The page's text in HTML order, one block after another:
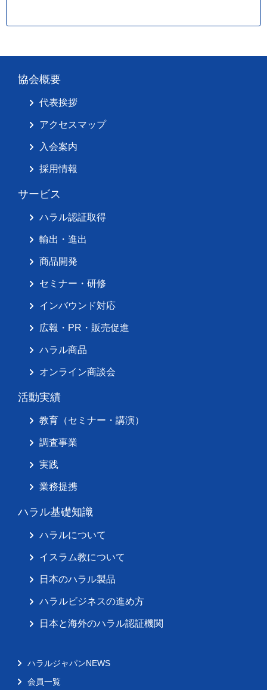
協会概要
代表挨拶
アクセスマップ
入会案内
採用情報
サービス
ハラル認証取得
輸出・進出
商品開発
セミナー・研修
インバウンド対応
広報・PR・販売促進
ハラル商品
オンライン商談会
活動実績
教育（セミナー・講演）
調査事業
実践
業務提携
ハラル基礎知識
ハラルについて
イスラム教について
日本のハラル製品
ハラルビジネスの進め方
日本と海外のハラル認証機関
ハラルジャパンNEWS
会員一覧